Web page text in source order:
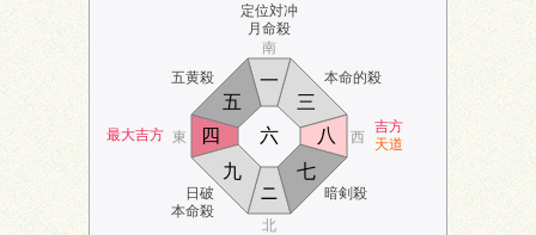
五黄殺
定位対冲
月命殺
本命的殺
最大吉方
吉方
天道
日破
本命殺
暗剣殺
南
北
東 西
ニ
三
四
五
六
七
八
九
一